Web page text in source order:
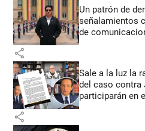
Un patrón de
señalamientos
de
share
Sale a la luz la
del caso contra
participarán en
share